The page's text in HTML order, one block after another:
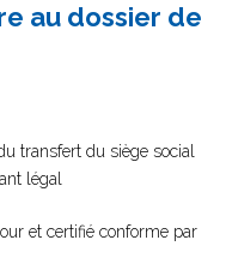
au dossier de
transfert du siège social
légal
et certifié conforme par